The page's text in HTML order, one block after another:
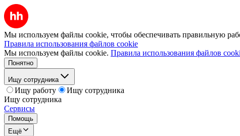
Мы используем файлы cookie, чтобы обеспечивать правильную
Правила использования файлов cookie
Мы используем файлы cookie. Правила использования файлов
Понятно
Ищу сотрудника
Ищу работу
Ищу сотрудника
Ищу сотрудника
Сервисы
Помощь
Ещё